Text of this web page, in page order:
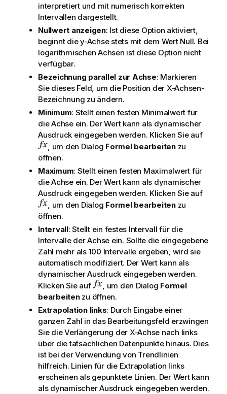
interpretiert und mit numerisch korrekten
Intervallen dargestellt.
Nullwert anzeigen: Ist diese Option aktiviert,
beginnt die y-Achse stets mit dem Wert Null. Bei
logarithmischen Achsen ist diese Option nicht
verfügbar.
Bezeichnung parallel zur Achse: Markieren
Sie dieses Feld, um die Position der X-Achsen-
Bezeichnung zu ändern.
Minimum: Stellt einen festen Minimalwert für
die Achse ein. Der Wert kann als dynamischer
Ausdruck eingegeben werden. Klicken Sie auf
, um den Dialog Formel bearbeitenzu
öffnen.
Maximum: Stellt einen festen Maximalwert für
die Achse ein. Der Wert kann als dynamischer
Ausdruck eingegeben werden. Klicken Sie auf
, um den Dialog Formel bearbeitenzu
öffnen.
Intervall: Stellt ein festes Intervall für die
Intervalle der Achse ein. Sollte die eingegebene
Zahl mehr als 100 Intervalle ergeben, wird sie
automatisch modifiziert. Der Wert kann als
dynamischer Ausdruck eingegeben werden.
Klicken Sie auf
, um den Dialog Formel
bearbeitenzu öffnen.
Extrapolation links: Durch Eingabe einer
ganzen Zahl in das Bearbeitungsfeld erzwingen
Sie die Verlängerung der X-Achse nach links
über die tatsächlichen Datenpunkte hinaus. Dies
ist bei der Verwendung von Trendlinien
hilfreich. Linien für die Extrapolation links
erscheinen als gepunktete Linien. Der Wert kann
als dynamischer Ausdruck eingegeben werden.